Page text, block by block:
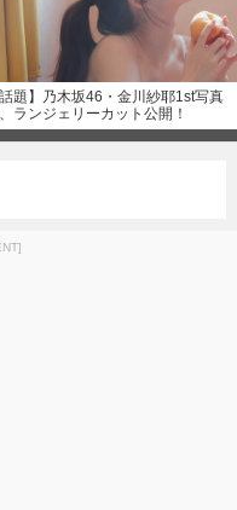
話題】乃木坂46・金川紗耶1st写真
ランジェリーカット公開！